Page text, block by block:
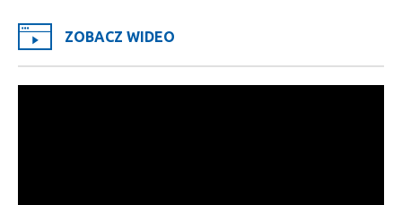
ZOBACZ WIDEO